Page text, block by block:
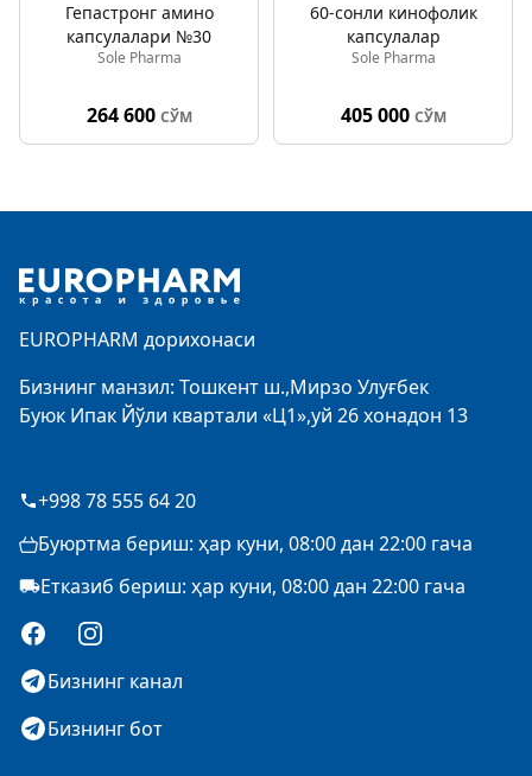
Гепастронг амино
капсулалари №30
Sole Pharma
264 600 СЎМ
60-сонли кинофолик
капсулалар
Sole Pharma
405 000 СЎМ
EUROPHARM дорихонаси
Бизнинг манзил: Тошкент ш.,Мирзо Улуғбек
Буюк Ипак Йўли квартали «Ц1»,уй 26 хонадон 13
+998 78 555 64 20
Буюртма бериш: ҳар куни, 08:00 дан 22:00 гача
Етказиб бериш: ҳар куни, 08:00 дан 22:00 гача
FacebookInstagram
Бизнинг канал
Бизнинг бот